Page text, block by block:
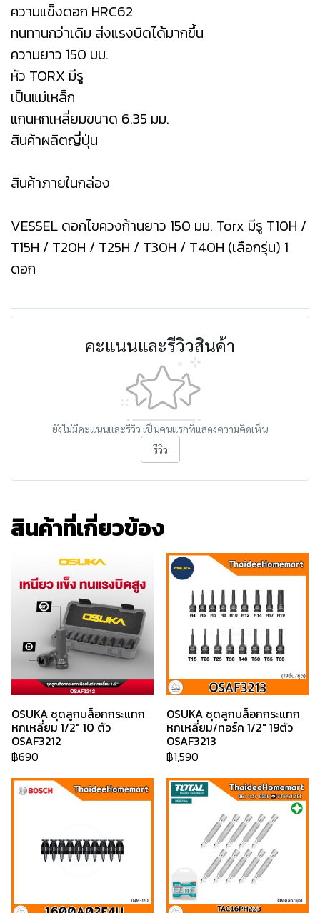
ความแข็งดอก HRC62
ทนทานกว่าเดิม ส่งแรงบิดได้มากขึ้น
ความยาว 150 มม.
หัว TORX มีรู
เป็นแม่เหล็ก
แกนหกเหลี่ยมขนาด 6.35 มม.
สินค้าผลิตญี่ปุ่น
สินค้าภายในกล่อง
VESSEL ดอกไขควงก้านยาว 150 มม. Torx มีรู T10H /
T15H / T20H / T25H / T30H / T40H (เลือกรุ่น) 1
ดอก
คะแนนและรีวิวสินค้า
ยังไม่มีคะแนนและรีวิว เป็นคนแรกที่แสดงความคิดเห็น
รีวิว
สินค้าที่เกี่ยวข้อง
OSUKA ชุดลูกบล็อกกระแทก
หกเหลี่ยม 1/2" 10 ตัว
OSAF3212
฿690
OSUKA ชุดลูกบล็อกกระแทก
หกเหลี่ยม/ทอร์ค 1/2" 19ตัว
OSAF3213
฿1,590